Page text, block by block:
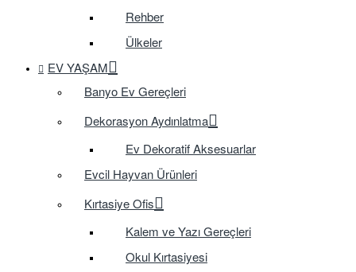
Rehber
Ülkeler
EV YAŞAM
Banyo Ev Gereçleri
Dekorasyon Aydınlatma
Ev Dekoratif Aksesuarlar
Evcil Hayvan Ürünleri
Kırtasiye Ofis
Kalem ve Yazı Gereçleri
Okul Kırtasiyesi